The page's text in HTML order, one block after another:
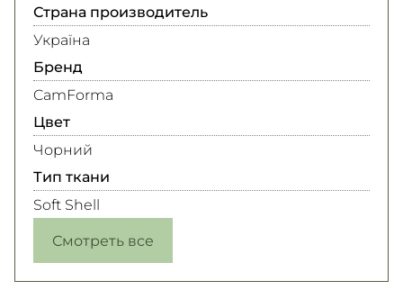
Страна производитель
Україна
Бренд
CamForma
Цвет
Чорний
Тип ткани
Soft Shell
Смотреть все